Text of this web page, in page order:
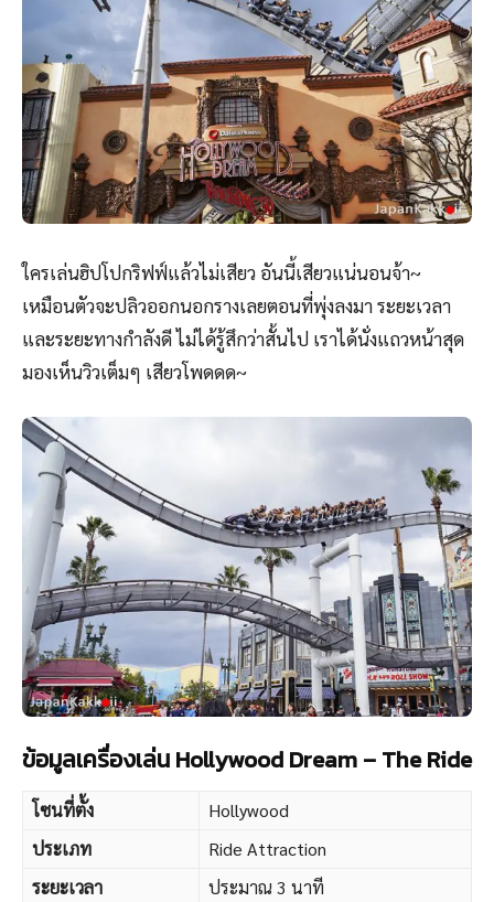
กะจิตกะใจจะฟังเพลงเท่าไหร่ 555)
เหมือนตัวจะปลิวออกนอกรางเลยตอนที่พุ่งลงมา ระยะเวลา
และระยะทางกำลังดี ไม่ได้รู้สึกว่าสั้นไป เราได้นั่งแถวหน้าสุด
มองเห็นวิวเต็มๆ เสียวโพดดด~
ข้อมูลเครื่องเล่น Hollywood Dream – The Ride